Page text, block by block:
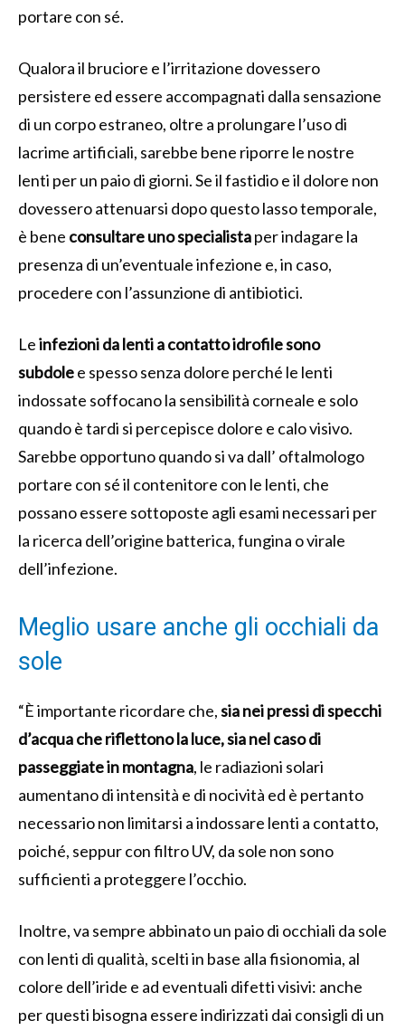
portare con sé.
Qualora il bruciore e l’irritazione dovessero
persistere ed essere accompagnati dalla sensazione
di un corpo estraneo, oltre a prolungare l’uso di
lacrime artificiali, sarebbe bene riporre le nostre
lenti per un paio di giorni. Se il fastidio e il dolore non
dovessero attenuarsi dopo questo lasso temporale,
è bene consultare uno specialistaper indagare la
presenza di un’eventuale infezione e, in caso,
procedere con l’assunzione di antibiotici.
Leinfezioni da lenti a contatto idrofile sono
subdolee spesso senza dolore perché le lenti
indossate soffocano la sensibilità corneale e solo
quando è tardi si percepisce dolore e calo visivo.
Sarebbe opportuno quando si va dall’ oftalmologo
portare con sé il contenitore con le lenti, che
possano essere sottoposte agli esami necessari per
la ricerca dell’origine batterica, fungina o virale
dell’infezione.
Meglio usare anche gli occhiali da
sole
“È importante ricordare che,sia nei pressi di specchi
d’acqua che riflettono la luce, sia nel caso di
passeggiate in montagna, le radiazioni solari
aumentano di intensità e di nocività ed è pertanto
necessario non limitarsi a indossare lenti a contatto,
poiché, seppur con filtro UV, da sole non sono
sufficienti a proteggere l’occhio.
Inoltre, va sempre abbinato un paio di occhiali da sole
con lenti di qualità, scelti in base alla fisionomia, al
colore dell’iride e ad eventuali difetti visivi: anche
per questi bisogna essere indirizzati dai consigli di un